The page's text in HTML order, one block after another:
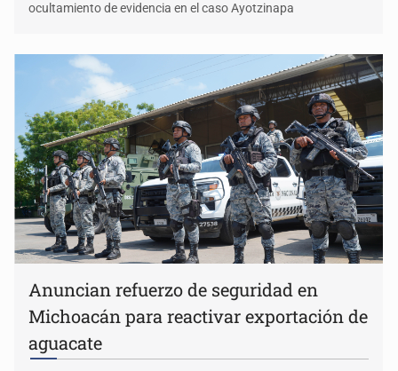
ocultamiento de evidencia en el caso Ayotzinapa
Anuncian refuerzo de seguridad en
Michoacán para reactivar exportación de
aguacate